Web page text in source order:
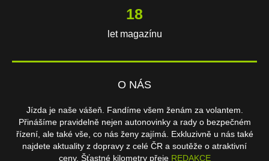
18
let magazínu
O NÁS
Jízda je naše vášeň. Fandíme všem ženám za volantem.
Přinášíme pravidelně nejen autonovinky a rady o bezpečném
řízení, ale také vše, co nás ženy zajímá. Exkluzivně u nás také
najdete aktuality z dopravy z celé ČR a soutěže o atraktivní
ceny. Šťastné kilometry přeje REDAKCE